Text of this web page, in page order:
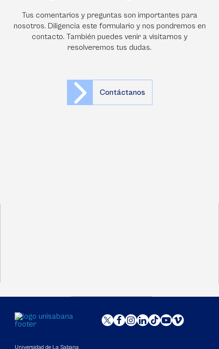
Tus comentarios y preguntas son importantes para
nosotros. Diligencia este formulario y nos pondremos en
contacto. También puedes venir a visitarnos y
resolveremos tus dudas.
Contáctanos
Universidad de La Sabana